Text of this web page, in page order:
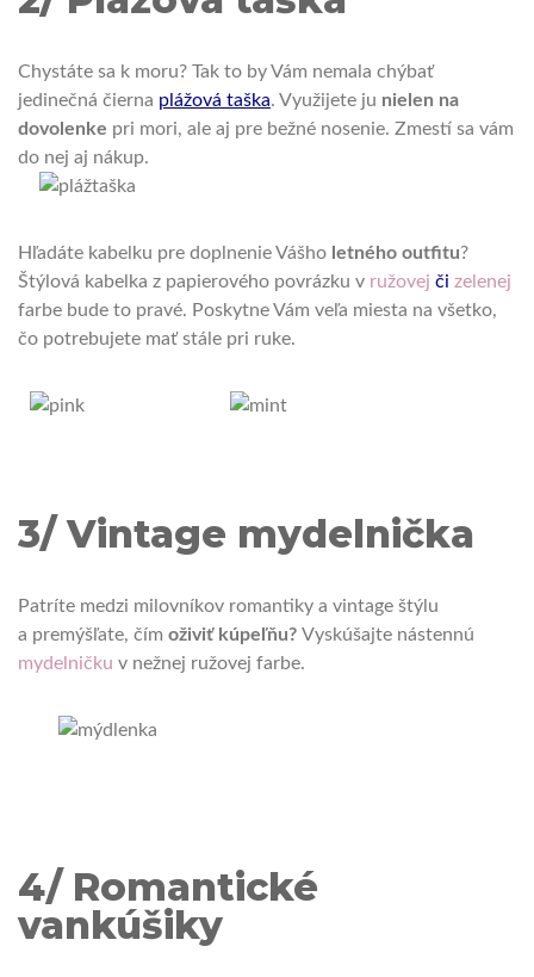
Chystáte sa k moru? Tak to by Vám nemala chýbať
jedinečná čierna plážová taška. Využijete ju nielen na
dovolenke pri mori, ale aj pre bežné nosenie. Zmestí sa vám
do nej aj nákup.
Hľadáte kabelku pre doplnenie Vášho letného outfitu?
Štýlová kabelka z papierového povrázku v ružovej či zelenej
farbe bude to pravé. Poskytne Vám veľa miesta na všetko,
čo potrebujete mať stále pri ruke.
3/ Vintage mydelnička
Patríte medzi milovníkov romantiky a vintage štýlu
a premýšľate, čím oživiť kúpeľňu? Vyskúšajte nástennú
mydelničku v nežnej ružovej farbe.
4/ Romantické
vankúšiky